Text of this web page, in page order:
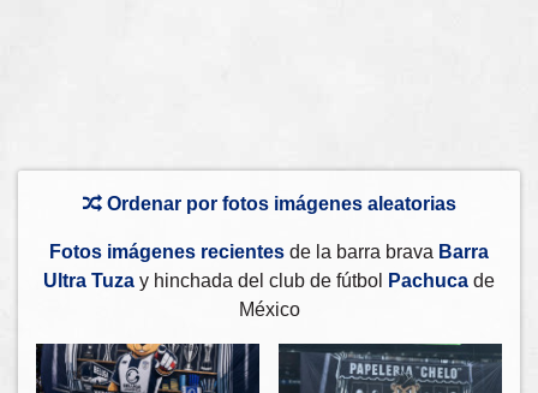
Ordenar por fotos imágenes aleatorias
Fotos imágenes recientes de la barra brava Barra
Ultra Tuza y hinchada del club de fútbol Pachuca de
México